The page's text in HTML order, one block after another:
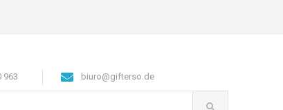
963 biuro@gifterso.de